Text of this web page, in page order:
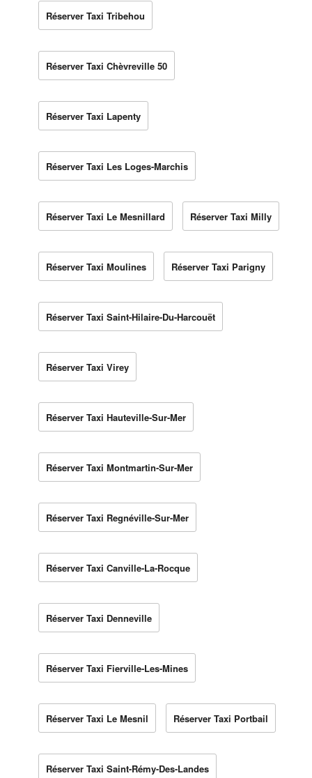
Réserver Taxi Tribehou
Réserver Taxi Chèvreville 50
Réserver Taxi Lapenty
Réserver Taxi Les Loges-Marchis
Réserver Taxi Le Mesnillard Réserver Taxi Milly
Réserver Taxi Moulines Réserver Taxi Parigny
Réserver Taxi Saint-Hilaire-Du-Harcouët
Réserver Taxi Virey
Réserver Taxi Hauteville-Sur-Mer
Réserver Taxi Montmartin-Sur-Mer
Réserver Taxi Regnéville-Sur-Mer
Réserver Taxi Canville-La-Rocque
Réserver Taxi Denneville
Réserver Taxi Fierville-Les-Mines
Réserver Taxi Le Mesnil Réserver Taxi Portbail
Réserver Taxi Saint-Rémy-Des-Landes